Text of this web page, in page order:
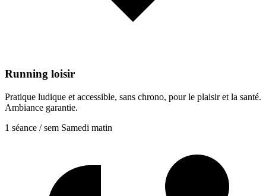
Running loisir
Pratique ludique et accessible, sans chrono, pour le plaisir et la santé.
Ambiance garantie.
1 séance / sem Samedi matin